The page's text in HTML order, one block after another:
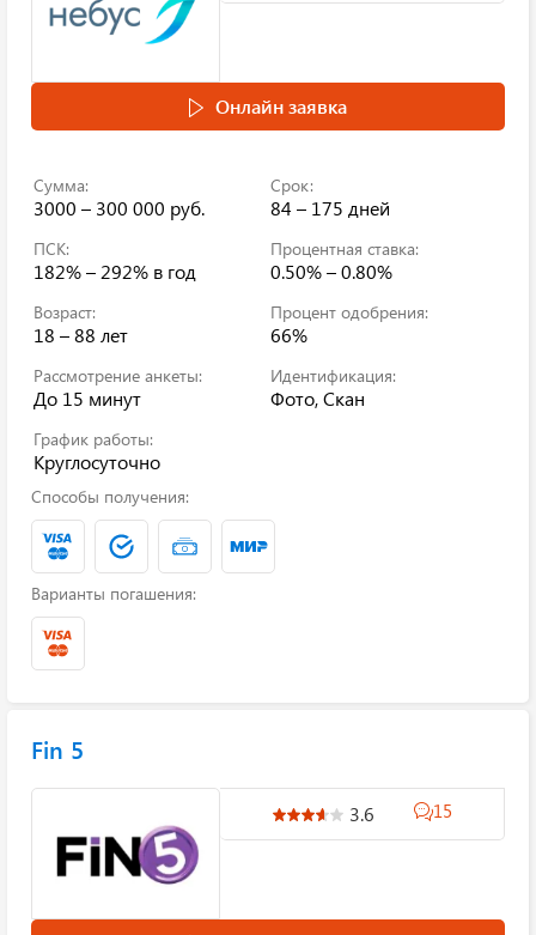
Онлайн заявка
Сумма:
3000 – 300 000 руб.
Срок:
84 – 175 дней
ПСК:
182% – 292% в год
Процентная ставка:
0.50% – 0.80%
Возраст:
18 – 88 лет
Процент одобрения:
66%
Рассмотрение анкеты:
До 15 минут
Идентификация:
Фото, Скан
График работы:
Круглосуточно
Способы получения:
Варианты погашения:
Fin 5
3.6 15